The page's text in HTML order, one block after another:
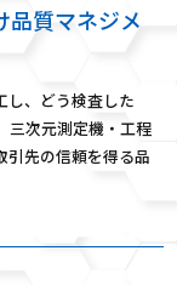
品質マネジメ
し、どう検査した
三次元測定機・工程
引先の信頼を得る品